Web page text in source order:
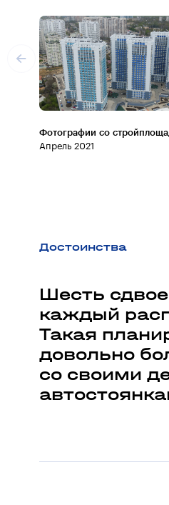
Фотографии со
Апрель 2021
Достоинства
Шесть
каждый
Такая
довольно
со своими